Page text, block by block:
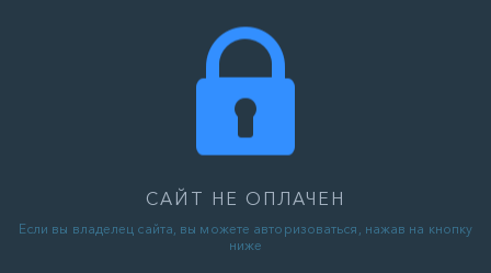
САЙТ НЕ ОПЛАЧЕН
Если вы владелец сайта, вы можете авторизоваться, нажав на кнопку
ниже